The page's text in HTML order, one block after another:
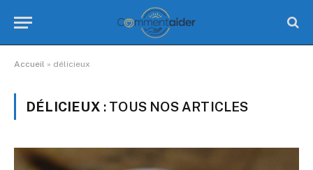
Accueil » délicieux
DÉLICIEUX : TOUS NOS ARTICLES